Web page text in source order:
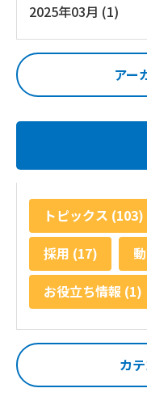
2025年03月 (1)
アー
トピックス (103)
採用 (17)
お役立ち情報 (1)
カ